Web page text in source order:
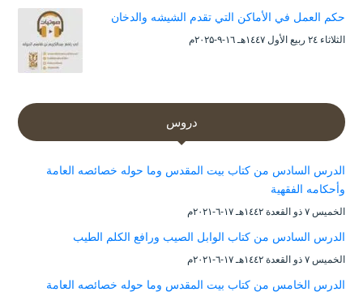
حكم العمل في الأماكن التي تقدم الشيشه والدخان
الثلاثاء ۲٤ ربيع الأول ۱٤٤۷هـ ۱٦-۹-۲۰۲۵م
دروس
الدرس السادس من كتاب بيت المقدس وما حوله خصائصه العامة
وأحكامه الفقهية
الخميس ۷ ذو القعدة ۱٤٤۲هـ ۱۷-٦-۲۰۲۱م
الدرس السادس من كتاب الوابل الصيب ورافع الكلم الطيب
الخميس ۷ ذو القعدة ۱٤٤۲هـ ۱۷-٦-۲۰۲۱م
الدرس الخامس من كتاب بيت المقدس وما حوله خصائصه العامة